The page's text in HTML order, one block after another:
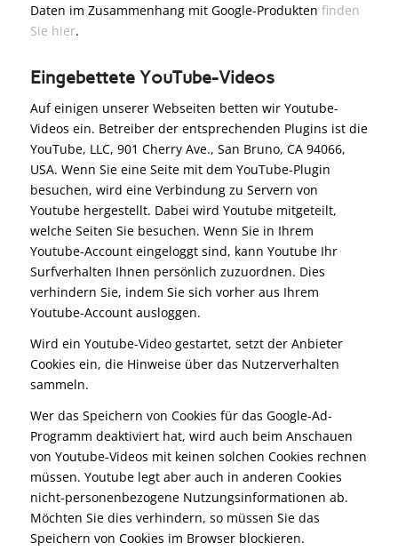
Daten im Zusammenhang mit Google-Produkten finden
Sie hier.
Eingebettete YouTube-Videos
Auf einigen unserer Webseiten betten wir Youtube-
Videos ein. Betreiber der entsprechenden Plugins ist die
YouTube, LLC, 901 Cherry Ave., San Bruno, CA 94066,
USA. Wenn Sie eine Seite mit dem YouTube-Plugin
besuchen, wird eine Verbindung zu Servern von
Youtube hergestellt. Dabei wird Youtube mitgeteilt,
welche Seiten Sie besuchen. Wenn Sie in Ihrem
Youtube-Account eingeloggt sind, kann Youtube Ihr
Surfverhalten Ihnen persönlich zuzuordnen. Dies
verhindern Sie, indem Sie sich vorher aus Ihrem
Youtube-Account ausloggen.
Wird ein Youtube-Video gestartet, setzt der Anbieter
Cookies ein, die Hinweise über das Nutzerverhalten
sammeln.
Wer das Speichern von Cookies für das Google-Ad-
Programm deaktiviert hat, wird auch beim Anschauen
von Youtube-Videos mit keinen solchen Cookies rechnen
müssen. Youtube legt aber auch in anderen Cookies
nicht-personenbezogene Nutzungsinformationen ab.
Möchten Sie dies verhindern, so müssen Sie das
Speichern von Cookies im Browser blockieren.